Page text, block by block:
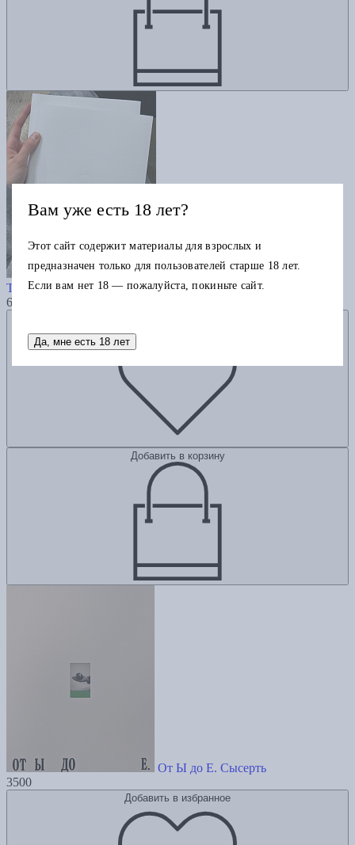
Ego book
Тарасов А.
6000
Добавить в корзину
От Ы до Е. Сысерть
3500
Добавить в избранное
Вам уже есть 18 лет?
Этот сайт содержит материалы для взрослых и
предназначен только для пользователей старше 18 лет.
Если вам нет 18 — пожалуйста, покиньте сайт.
Да, мне есть 18 лет